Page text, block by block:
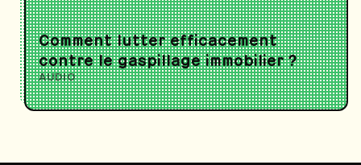
Comment lutter efficacement
contre le gaspillage immobilier ?
AUDIO